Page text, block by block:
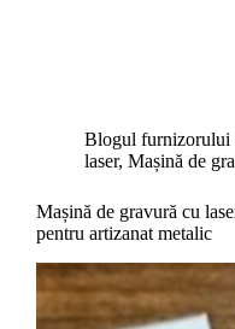
Blogul furnizorului
laser, Mașină de
Mașină de gravură cu
pentru artizanat metalic